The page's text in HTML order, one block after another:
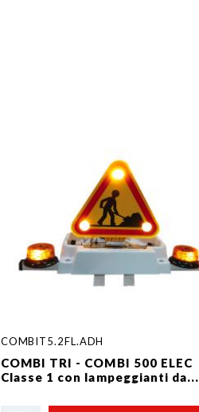
COMBIT5.2FL.ADH
COMBI TRI - COMBI 500 ELEC
Classe 1 con lampeggianti da...